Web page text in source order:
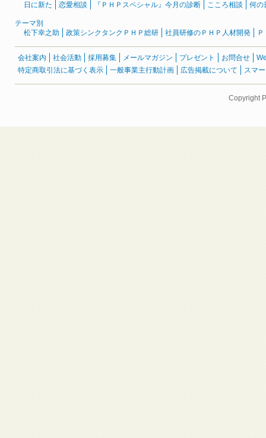
日に新た
恋愛相談 『ＰＨＰスペシャル』今月の診断 こころ相談 何の
テーマ別
松下幸之助
政策シンクタンクＰＨＰ総研 社員研修のＰＨＰ人材開発
会社案内 社会活動 採用募集 メールマガジン プレゼント お問合せ
特定商取引法に基づく表示
一般事業主行動計画 広告掲載について スマ
Copyright